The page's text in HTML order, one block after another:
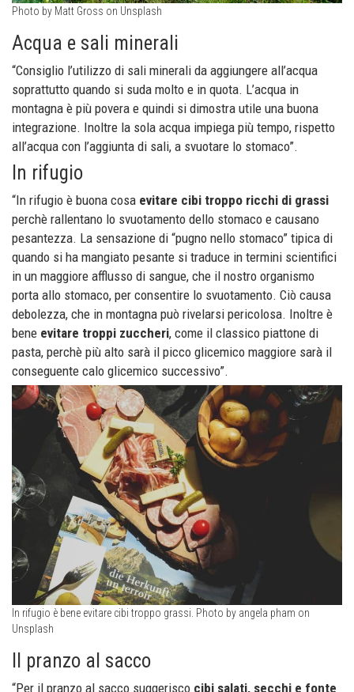
Photo by Matt Gross on Unsplash
Acqua e sali minerali
“Consiglio l’utilizzo di sali minerali da aggiungere all’acqua
soprattutto quando si suda molto e in quota. L’acqua in
montagna è più povera e quindi si dimostra utile una buona
integrazione. Inoltre la sola acqua impiega più tempo, rispetto
all’acqua con l’aggiunta di sali, a svuotare lo stomaco”.
In rifugio
“In rifugio è buona cosa evitare cibi troppo ricchi di grassi
perchè rallentano lo svuotamento dello stomaco e causano
pesantezza. La sensazione di “pugno nello stomaco” tipica di
quando si ha mangiato pesante si traduce in termini scientifici
in un maggiore afflusso di sangue, che il nostro organismo
porta allo stomaco, per consentire lo svuotamento. Ciò causa
debolezza, che in montagna può rivelarsi pericolosa. Inoltre è
bene evitare troppi zuccheri, come il classico piattone di
pasta, perchè più alto sarà il picco glicemico maggiore sarà il
conseguente calo glicemico successivo”.
In rifugio è bene evitare cibi troppo grassi. Photo by angela pham on
Unsplash
Il pranzo al sacco
“Per il pranzo al sacco suggerisco cibi salati, secchi e fonte